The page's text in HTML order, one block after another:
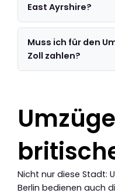
East Ayrshire?
Muss ich für den
Zoll zahlen?
Nicht nur diese Stadt:
Berlin bedienen auch